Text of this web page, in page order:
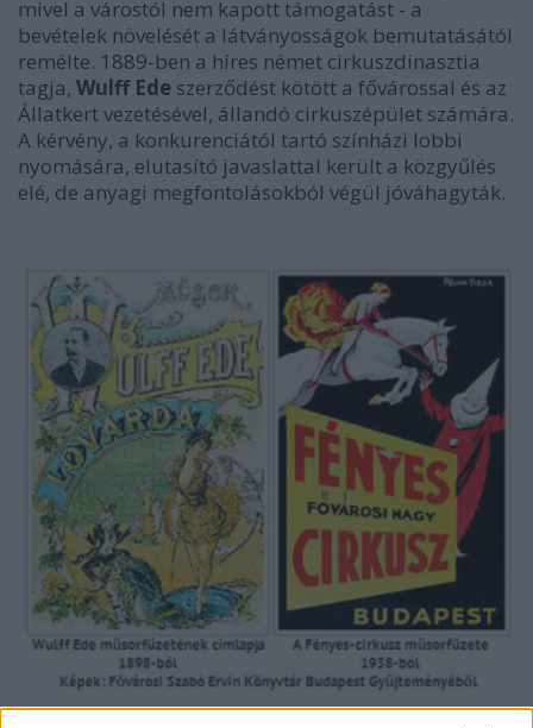
mivel a várostól nem kapott támogatást - a
bevételek növelését a látványosságok bemutatásától
remélte. 1889-ben a híres német cirkuszdinasztia
tagja, Wulff Ede szerződést kötött a fővárossal és az
Állatkert vezetésével, állandó cirkuszépület számára.
A kérvény, a konkurenciától tartó színházi lobbi
nyomására, elutasító javaslattal került a közgyűlés
elé, de anyagi megfontolásokból végül jóváhagyták.